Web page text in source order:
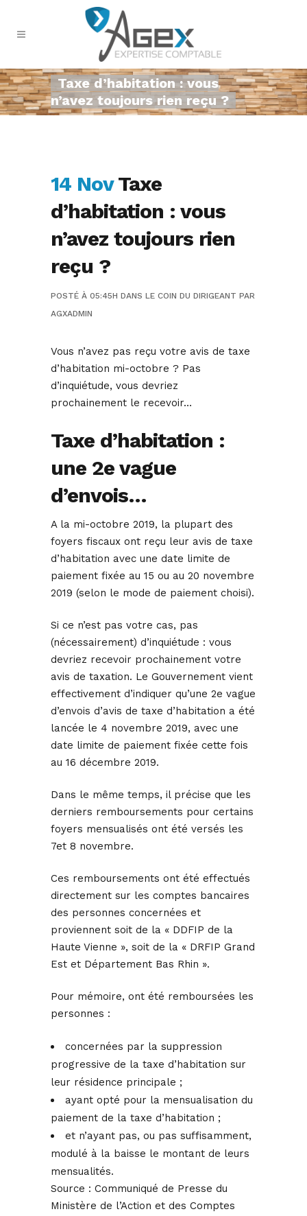
Taxe d’habitation : vous
n’avez toujours rien reçu ?
14 NovTaxe
d’habitation : vous
n’avez toujours rien
reçu ?
POSTÉ À 05:45H DANS LE COIN DU DIRIGEANT PAR
AGXADMIN
Vous n’avez pas reçu votre avis de taxe
d’habitation mi-octobre ? Pas
d’inquiétude, vous devriez
prochainement le recevoir…
Taxe d’habitation :
une 2e vague
d’envois…
A la mi-octobre 2019, la plupart des
foyers fiscaux ont reçu leur avis de taxe
d’habitation avec une date limite de
paiement fixée au 15 ou au 20 novembre
2019 (selon le mode de paiement choisi).
Si ce n’est pas votre cas, pas
(nécessairement) d’inquiétude : vous
devriez recevoir prochainement votre
avis de taxation. Le Gouvernement vient
effectivement d’indiquer qu’une 2e vague
d’envois d’avis de taxe d’habitation a été
lancée le 4 novembre 2019, avec une
date limite de paiement fixée cette fois
au 16 décembre 2019.
Dans le même temps, il précise que les
derniers remboursements pour certains
foyers mensualisés ont été versés les
7et 8 novembre.
Ces remboursements ont été effectués
directement sur les comptes bancaires
des personnes concernées et
proviennent soit de la « DDFIP de la
Haute Vienne », soit de la « DRFIP Grand
Est et Département Bas Rhin ».
Pour mémoire, ont été remboursées les
personnes :
concernées par la suppression
progressive de la taxe d’habitation sur
leur résidence principale ;
ayant opté pour la mensualisation du
paiement de la taxe d’habitation ;
et n’ayant pas, ou pas suffisamment,
modulé à la baisse le montant de leurs
mensualités.
Source : Communiqué de Presse du
Ministère de l’Action et des Comptes